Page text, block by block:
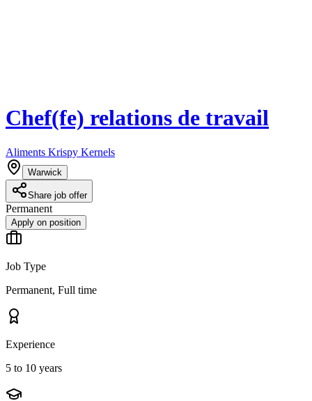
Chef(fe) relations de travail
Aliments Krispy Kernels
Warwick
Share job offer
Permanent
Apply on position
Job Type
Permanent, Full time
Experience
5 to 10 years